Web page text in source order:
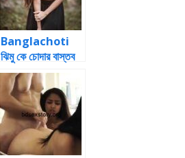
Banglachoti
ঝিমু কে চোদার বাস্তব
কাহিনী